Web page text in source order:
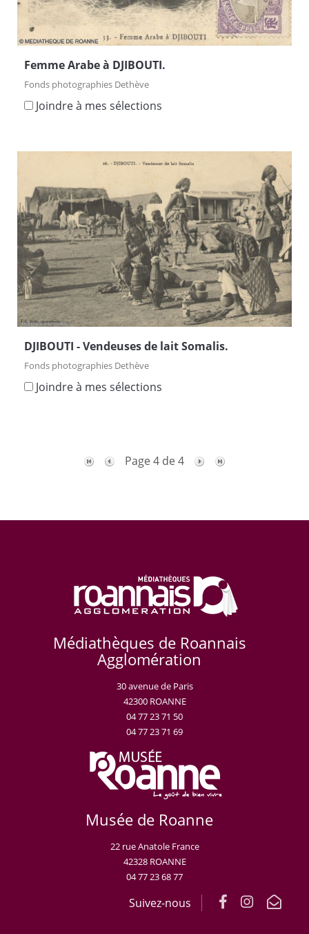
Femme Arabe à DJIBOUTI.
Fonds photographies Dethève
Joindre à mes sélections
DJIBOUTI - Vendeuses de lait Somalis.
Fonds photographies Dethève
Joindre à mes sélections
Page 4 de 4
Médiathèques de Roannais
Agglomération
30 avenue de Paris
42300 ROANNE
04 77 23 71 50
04 77 23 71 69
Musée de Roanne
22 rue Anatole France
42328 ROANNE
04 77 23 68 77
Suivez-nous